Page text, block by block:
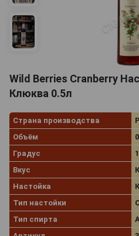
Wild Berries Cranberry
Клюква 0.5л
Страна производства
Объём
Градус
Вкус
Настойка
Тип настойки
Тип спирта